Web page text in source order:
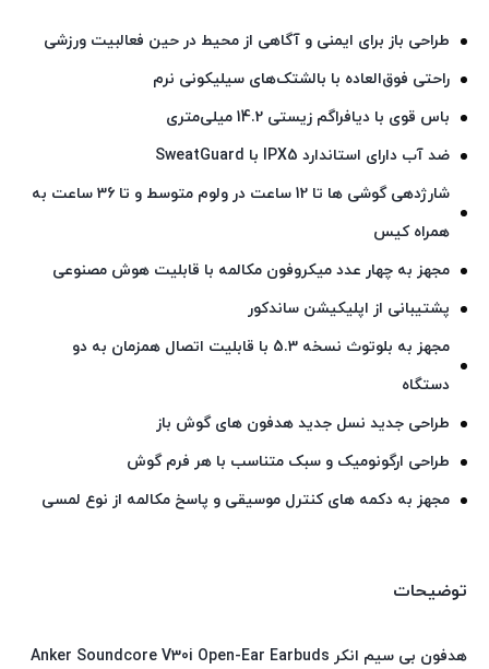
طراحی باز برای ایمنی و آگاهی از محیط در حین فعالبیت ورزشی
راحتی فوق‌العاده با بالشتک‌های سیلیکونی نرم
باس قوی با دیافراگم زیستی 14.2 میلی‌متری
ضد آب دارای استاندارد IPX5 با SweatGuard
شارژدهی گوشی ها تا 12 ساعت در ولوم متوسط و تا 36 ساعت به
همراه کیس
مجهز به چهار عدد میکروفون مکالمه با قابلیت هوش مصنوعی
پشتیبانی از اپلیکیشن ساندکور
مجهز به بلوتوث نسخه 5.3 با قابلیت اتصال همزمان به دو
دستگاه
طراحی جدید نسل جدید هدفون های گوش باز
طراحی ارگونومیک و سبک متناسب با هر فرم گوش
مجهز به دکمه های کنترل موسیقی و پاسخ مکالمه از نوع لمسی
توضیحات
هدفون بی سیم انکر Anker Soundcore V30i Open-Ear Earbuds